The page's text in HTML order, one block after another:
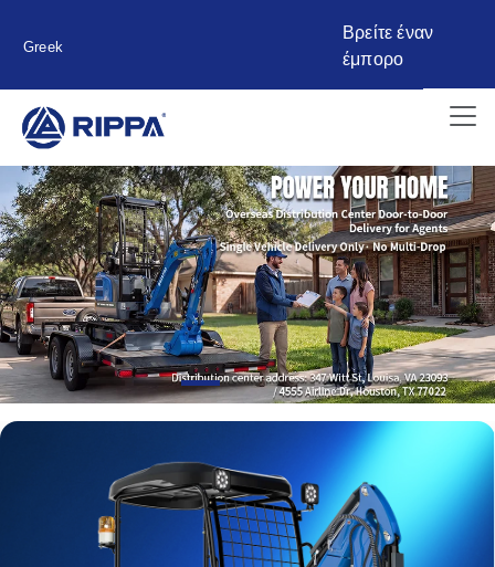
Greek
Βρείτε έναν
έμπορο